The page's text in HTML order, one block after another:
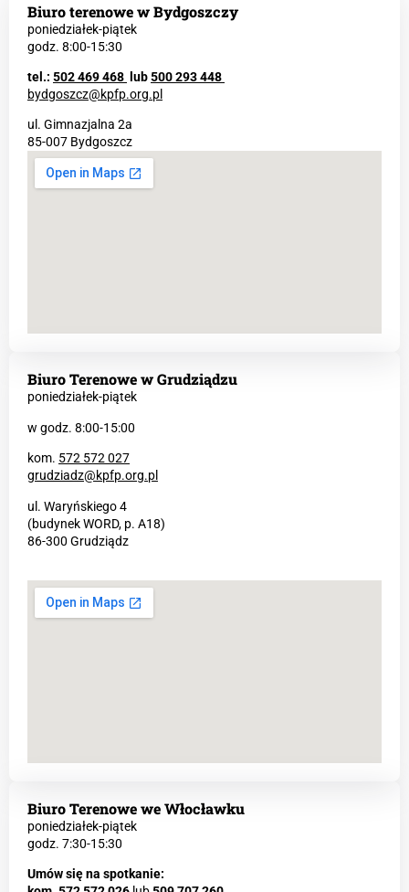
Biuro terenowe w Bydgoszczy
poniedziałek-piątek
godz. 8:00-15:30
tel.: 502 469 468 lub500 293 448
bydgoszcz@kpfp.org.pl
ul. Gimnazjalna 2a
85-007 Bydgoszcz
Biuro Terenowe w Grudziądzu
poniedziałek-piątek
w godz. 8:00-15:00
kom. 572 572 027
grudziadz@kpfp.org.pl
ul. Waryńskiego 4
(budynek WORD, p. A18)
86-300 Grudziądz
Biuro Terenowe we Włocławku
poniedziałek-piątek
godz. 7:30-15:30
Umów się na spotkanie: